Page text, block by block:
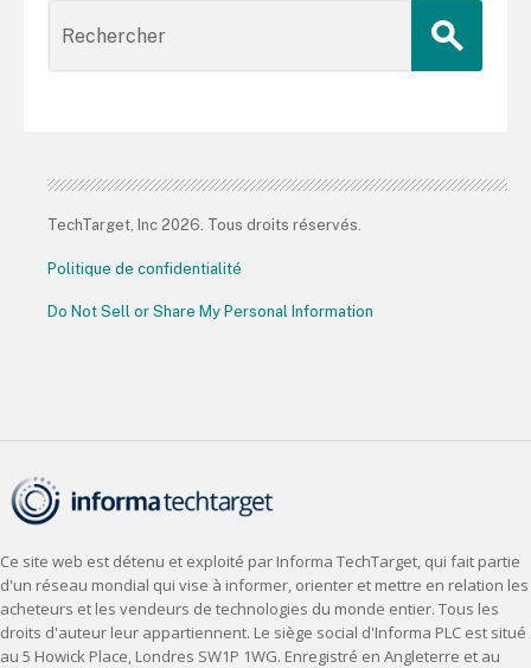
TechTarget, Inc 2026. Tous droits réservés.
Politique de confidentialité
Do Not Sell or Share My Personal Information